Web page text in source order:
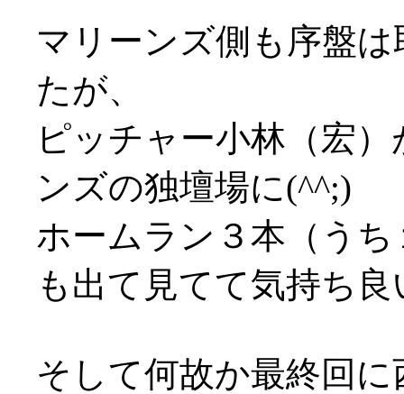
マリーンズ側も序盤
たが、
ピッチャー小林（宏
ンズの独壇場に(^^;)
ホームラン３本（う
も出て見てて気持ち
そして何故か最終回